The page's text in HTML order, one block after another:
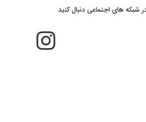
شبکه های اجتماعی دنبال کنید